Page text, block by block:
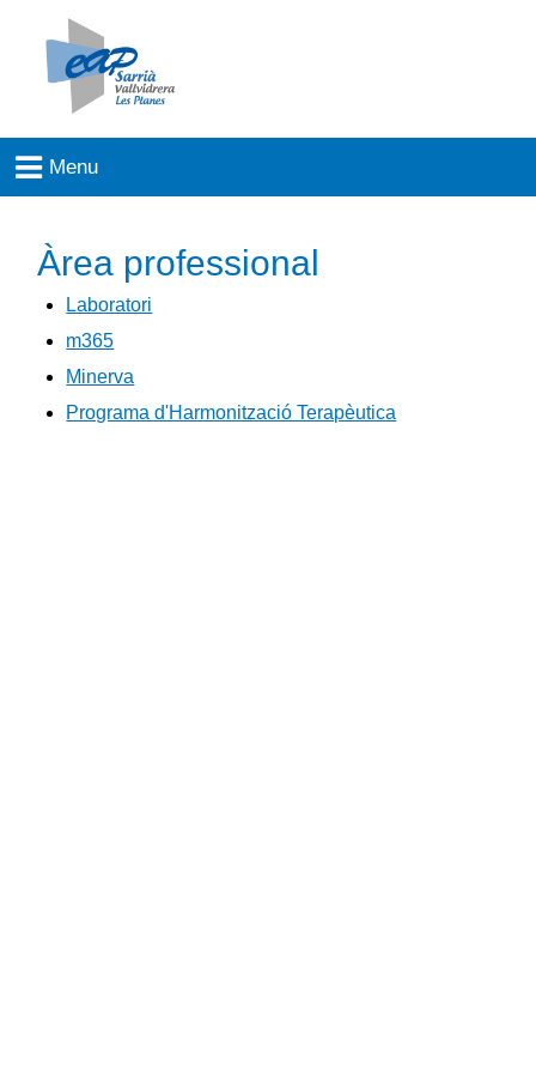
Àrea professional
Laboratori
m365
Minerva
Programa d'Harmonització Terapèutica